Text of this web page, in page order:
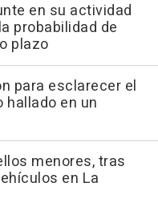
en su actividad
probabilidad de
plazo
para esclarecer el
en un
menores, tras
en La